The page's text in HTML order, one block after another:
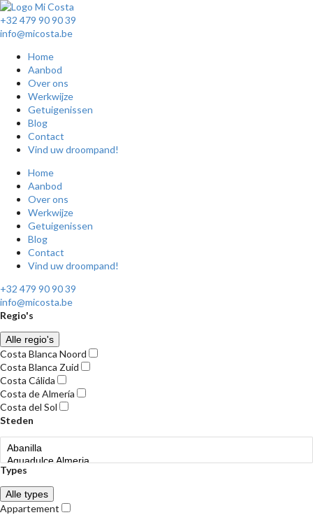
+32 479 90 90 39
info@micosta.be
Home
Aanbod
Over ons
Werkwijze
Getuigenissen
Blog
Contact
Vind uw droompand!
Home
Aanbod
Over ons
Werkwijze
Getuigenissen
Blog
Contact
Vind uw droompand!
+32 479 90 90 39
info@micosta.be
Regio's
Alle regio's
Costa Blanca Noord
Costa Blanca Zuid
Costa Cálida
Costa de Almería
Costa del Sol
Steden
Types
Alle types
Appartement